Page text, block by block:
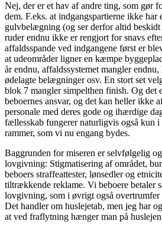
Nej, der er et hav af andre ting, som gør
dem. F.eks. at indgangspartierne ikke har
gulvbelægning (og ser derfor altid beskidt
ruder endnu ikke er rengjort for snavs
affaldsspande ved indgangene først er
at udeområder ligner en kæmpe
år endnu, affaldssystemet mangler
ødelagte belægninger osv. En stort set
blok 7 mangler simpelthen finish. Og det
beboernes ansvar, og det kan heller ikke
personale med deres gode og ihærdige
fællesskab fungerer naturligvis også kun
rammer, som vi nu engang bydes.
Baggrunden for miseren er selvfølgelig
lovgivning: Stigmatisering af området,
beboers straffeattester, lønsedler og
tiltrækkende reklame. Vi beboere betaler
lovgivning, som i øvrigt også overtrumfer
Det handler om huslejetab, men jeg har
at ved fraflytning hænger man på huslejen